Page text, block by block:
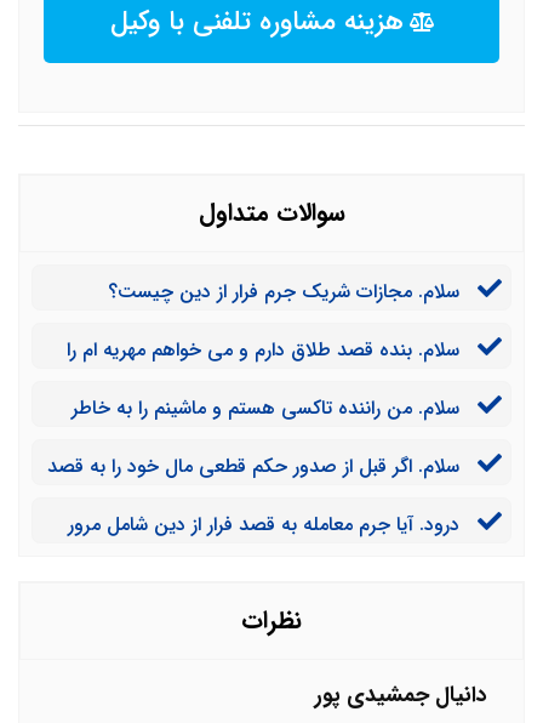
هزینه مشاوره تلفنی با وکیل
سوالات متداول
سلام. مجازات شریک جرم فرار از دین چیست؟
سلام. بنده قصد طلاق دارم و می خواهم مهریه ام را
آیا می توانم به جرم فرار از دین او را محکوم کنم؟
سلام. من راننده تاکسی هستم و ماشینم را به خاطر
میلیون بدهکارم. آیا اینکار فرار از دین است؟
سلام. اگر قبل از صدور حکم قطعی مال خود را به قصد
درود. آیا جرم معامله به قصد فرار از دین شامل مرور
نظرات
دانیال جمشیدی پور